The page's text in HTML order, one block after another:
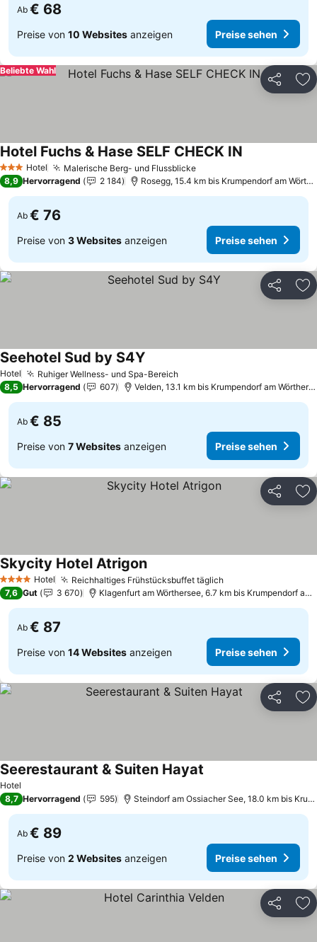
Ab € 68
Preise von 10 Websites anzeigen Preise sehen
Teilen
Beliebte Wahl
3 SterneHotel Malerische Berg- und Flussblicke
Hotel Fuchs & Hase SELF CHECK IN
8,9 Hervorragend 2 184 Rosegg, 15.4 km bis Krumpendorf am Wörtherse
Ab € 76
Preise von 3 Websites anzeigen Preise sehen
Teilen
Hotel Ruhiger Wellness- und Spa-Bereich
Seehotel Sud by S4Y
8,5 Hervorragend 607 Velden, 13.1 km bis Krumpendorf am Wörtherse
Ab € 85
Preise von 7 Websites anzeigen Preise sehen
Teilen
4 Sterne Hotel Reichhaltiges Frühstücksbuffet täglich
Skycity Hotel Atrigon
7,6 Gut 3 670 Klagenfurt am Wörthersee, 6.7 km bis Krumpendorf am Wörtherse
Ab € 87
Preise von 14 Websites anzeigen Preise sehen
Teilen
Hotel
Seerestaurant & Suiten Hayat
8,7 Hervorragend 595 Steindorf am Ossiacher See, 18.0 km bis Krumpendorf am Wörtherse
Ab € 89
Preise von 2 Websites anzeigen Preise sehen
Teilen